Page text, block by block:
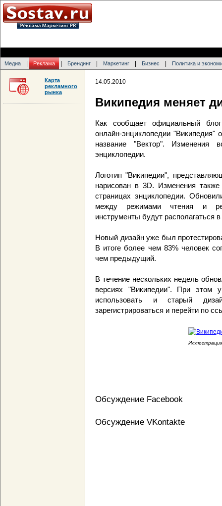
Медиа Реклама Брендинг Маркетинг Бизнес Политика и
14.05.2010
Википедия меняет
Как сообщает официальный
онлайн-энциклопедии "Википедия"
название "Вектор". Изменения
энциклопедии.
Логотип "Википедии",
нарисован в 3D. Изменения
страницах энциклопедии.
между режимами чтения и
инструменты будут располагаться
Новый дизайн уже был
В итоге более чем 83% человек
чем предыдущий.
В течение нескольких недель
версиях "Википедии". При этом у
использовать и старый
зарегистрироваться и перейти по
Иллюстрация
Обсуждение Facebook
Обсуждение VKontakte
Карта
рекламного
рынка